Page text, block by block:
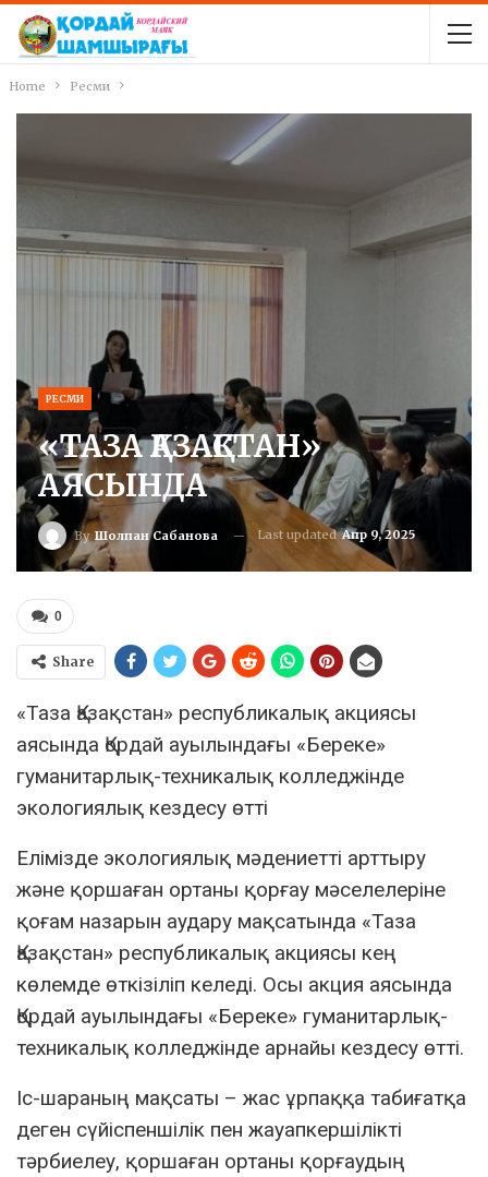
Home Ресми
РЕСМИ
«ТАЗА ҚАЗАҚСТАН»
АЯСЫНДА
ByШолпан Сабанова Last updatedАпр 9, 2025
0
Share
«Таза Қазақстан» республикалық акциясы
аясында Қордай ауылындағы «Береке»
гуманитарлық-техникалық колледжінде
экологиялық кездесу өтті
Елімізде экологиялық мәдениетті арттыру
және қоршаған ортаны қорғау мәселелеріне
қоғам назарын аудару мақсатында «Таза
Қазақстан» республикалық акциясы кең
көлемде өткізіліп келеді. Осы акция аясында
Қордай ауылындағы «Береке» гуманитарлық-
техникалық колледжінде арнайы кездесу өтті.
Іс-шараның мақсаты – жас ұрпаққа табиғатқа
деген сүйіспеншілік пен жауапкершілікті
тәрбиелеу, қоршаған ортаны қорғаудың